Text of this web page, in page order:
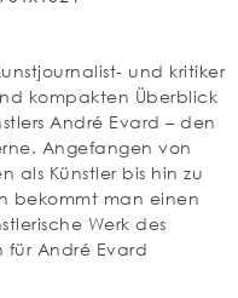
und kritiker
kompakten Überblick
André Evard – den
Angefangen von
als Künstler bis hin zu
bekommt man einen
Werk des
für André Evard